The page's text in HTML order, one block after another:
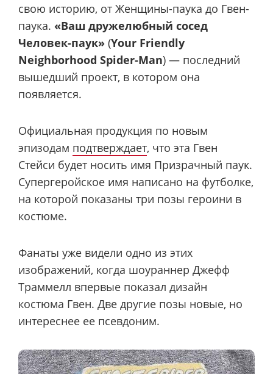
свою историю, от Женщины-паука до Гвен-
паука. «Ваш дружелюбный сосед
Человек-паук» (Your Friendly
Neighborhood Spider-Man) — последний
вышедший проект, в котором она
появляется.
Официальная продукция по новым
эпизодам подтверждает, что эта Гвен
Стейси будет носить имя Призрачный паук.
Супергеройское имя написано на футболке,
на которой показаны три позы героини в
костюме.
Фанаты уже видели одно из этих
изображений, когда шоураннер Джефф
Траммелл впервые показал дизайн
костюма Гвен. Две другие позы новые, но
интереснее ее псевдоним.